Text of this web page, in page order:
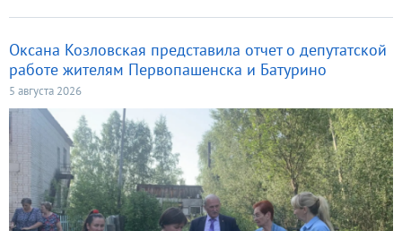
Оксана Козловская представила отчет о депутатской
работе жителям Первопашенска и Батурино
5 августа 2026